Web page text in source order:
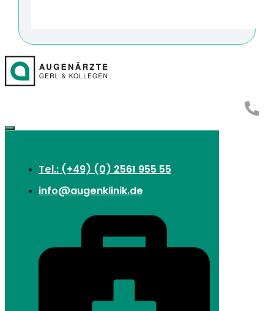
Tel.: (+49) (0) 2561 955 55
info@augenklinik.de